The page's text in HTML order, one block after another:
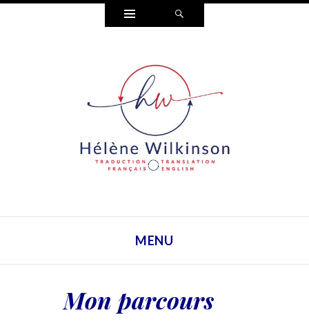
Widgets
MENU
Mon parcours